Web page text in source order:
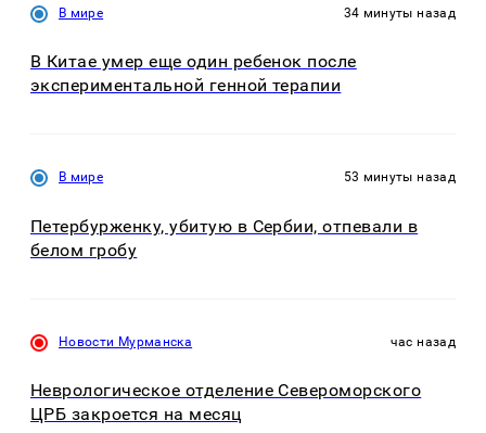
В мире 34 минуты назад
В Китае умер еще один ребенок после
экспериментальной генной терапии
В мире 53 минуты назад
Петербурженку, убитую в Сербии, отпевали в
белом гробу
Новости Мурманска час назад
Неврологическое отделение Североморского
ЦРБ закроется на месяц